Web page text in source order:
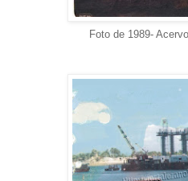
Foto de 1989-